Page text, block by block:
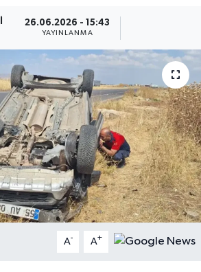
26.06.2026 - 15:43
YAYINLANMA
A- A+